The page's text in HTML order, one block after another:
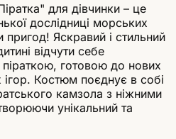
для дівчинки – це
дослідниці морських
пригод! Яскравий і стильний
відчути себе
готовою до нових
ігор. Костюм поєднує в собі
камзола з ніжними
унікальний та